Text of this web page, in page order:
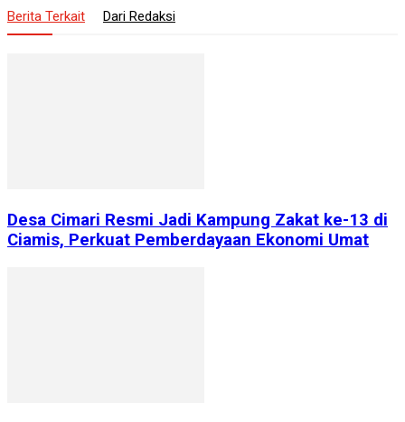
Berita Terkait Dari Redaksi
Desa Cimari Resmi Jadi Kampung Zakat ke-13 di
Ciamis, Perkuat Pemberdayaan Ekonomi Umat